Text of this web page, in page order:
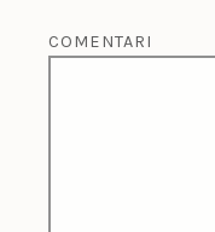
COMENTARI